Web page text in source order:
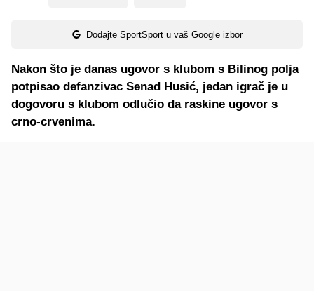
Dodajte SportSport u vaš Google izbor
Nakon što je danas ugovor s klubom s Bilinog polja
potpisao defanzivac Senad Husić, jedan igrač je u
dogovoru s klubom odlučio da raskine ugovor s
crno-crvenima.